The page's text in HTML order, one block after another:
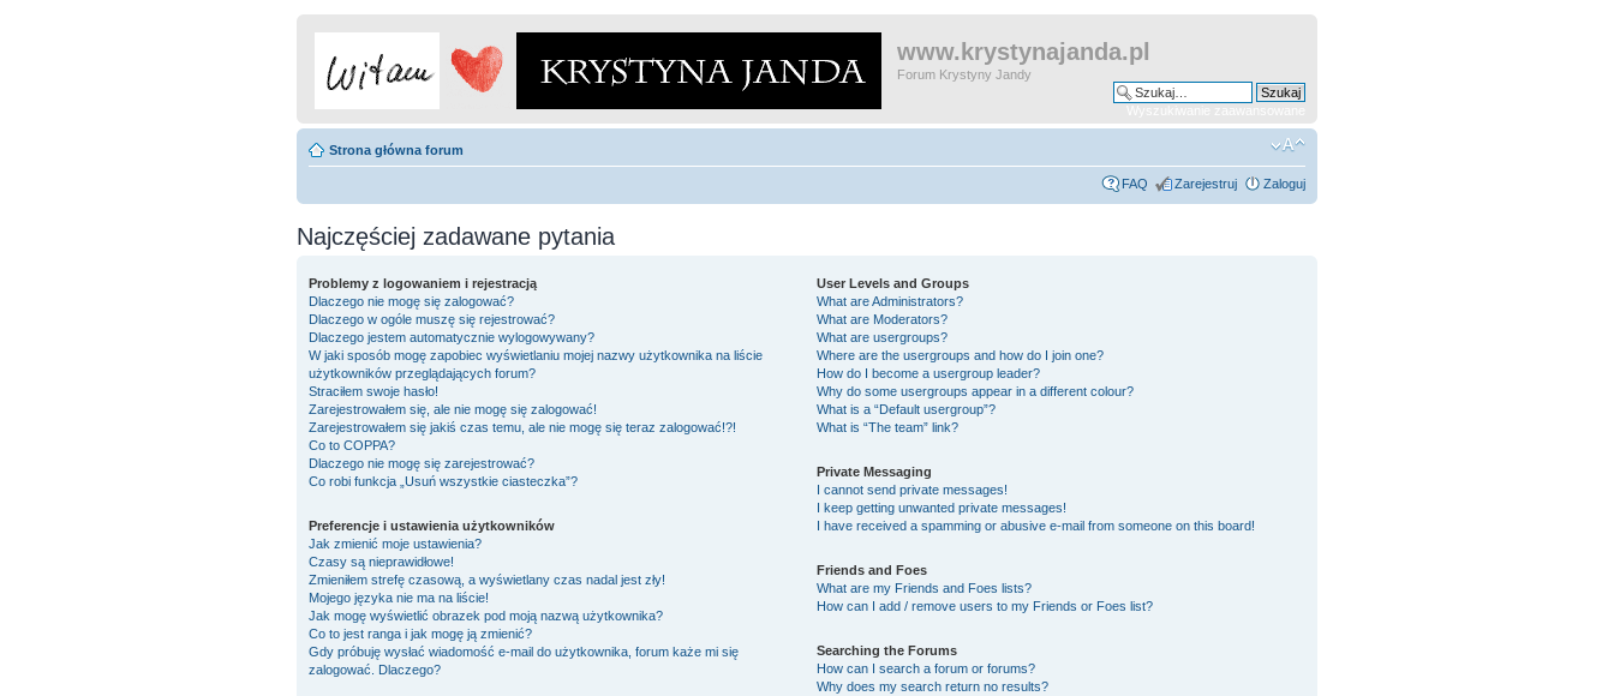
www.krystynajanda.pl
Forum Krystyny Jandy
Strona główna forum
FAQ Zarejestruj Zaloguj
Najczęściej zadawane pytania
Problemy z logowaniem i rejestracją
Dlaczego nie mogę się zalogować?
Dlaczego w ogóle muszę się rejestrować?
Dlaczego jestem automatycznie wylogowywany?
W jaki sposób mogę zapobiec wyświetlaniu mojej nazwy użytkownika na liście
użytkowników przeglądających forum?
Straciłem swoje hasło!
Zarejestrowałem się, ale nie mogę się zalogować!
Zarejestrowałem się jakiś czas temu, ale nie mogę się teraz zalogować!?!
Co to COPPA?
Dlaczego nie mogę się zarejestrować?
Co robi funkcja „Usuń wszystkie ciasteczka”?
Preferencje i ustawienia użytkowników
Jak zmienić moje ustawienia?
Czasy są nieprawidłowe!
Zmieniłem strefę czasową, a wyświetlany czas nadal jest zły!
Mojego języka nie ma na liście!
Jak mogę wyświetlić obrazek pod moją nazwą użytkownika?
Co to jest ranga i jak mogę ją zmienić?
Gdy próbuję wysłać wiadomość e-mail do użytkownika, forum każe mi się
zalogować. Dlaczego?
User Levels and Groups
What are Administrators?
What are Moderators?
What are usergroups?
Where are the usergroups and how do I join one?
How do I become a usergroup leader?
Why do some usergroups appear in a different colour?
What is a “Default usergroup”?
What is “The team” link?
Private Messaging
I cannot send private messages!
I keep getting unwanted private messages!
I have received a spamming or abusive e-mail from someone on this board!
Friends and Foes
What are my Friends and Foes lists?
How can I add / remove users to my Friends or Foes list?
Searching the Forums
How can I search a forum or forums?
Why does my search return no results?